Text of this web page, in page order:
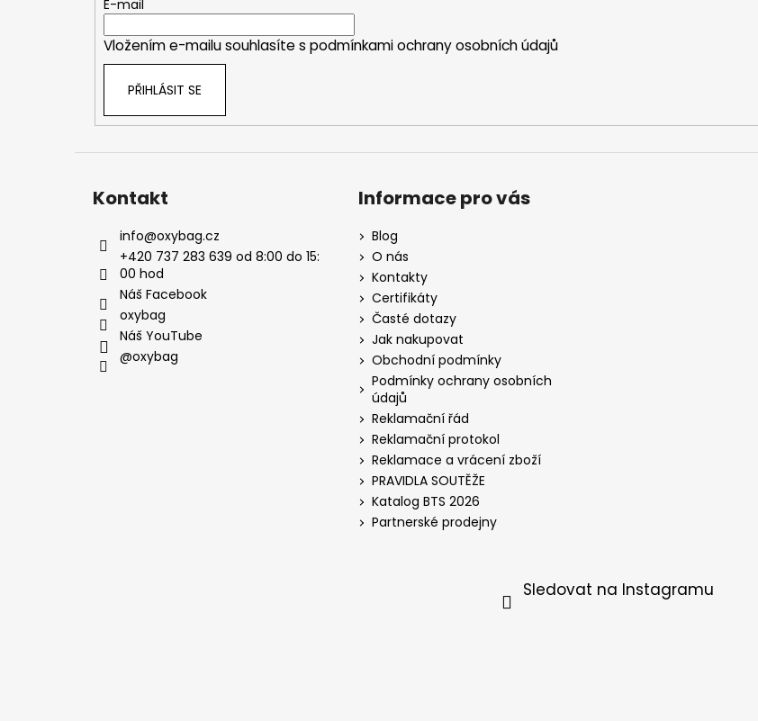
E-mail
Vložením e-mailu souhlasíte s podmínkami ochrany osobních údajů
PŘIHLÁSIT SE
Kontakt
info@oxybag.cz
+420 737 283 639 od 8:00 do 15:
00 hod
Náš Facebook
oxybag
Náš YouTube
@oxybag
Informace pro vás
Blog
O nás
Kontakty
Certifikáty
Časté dotazy
Jak nakupovat
Obchodní podmínky
Podmínky ochrany osobních
údajů
Reklamační řád
Reklamační protokol
Reklamace a vrácení zboží
PRAVIDLA SOUTĚŽE
Katalog BTS 2026
Partnerské prodejny
Sledovat na Instagramu